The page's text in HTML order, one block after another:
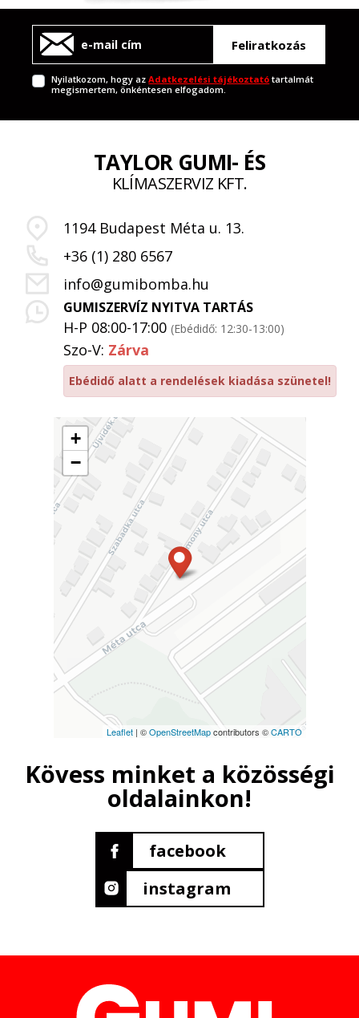
Feliratkozás
Nyilatkozom, hogy azAdatkezelési tájékoztató tartalmát
megismertem, önkéntesen elfogadom.
+
−
Leaflet| ©OpenStreetMapcontributors ©CARTO
TAYLOR GUMI- ÉS
KLÍMASZERVIZ KFT.
1194 Budapest Méta u. 13.
+36 (1) 280 6567
info@gumibomba.hu
GUMISZERVÍZ NYITVA TARTÁS
H-P 08:00-17:00 (Ebédidő: 12:30-13:00)
Szo-V: Zárva
Ebédidő alatt a rendelések kiadása szünetel!
Kövess minket a közösségi
oldalainkon!
facebook
instagram